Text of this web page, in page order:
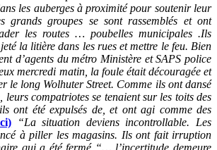
les auberges à proximité pour soutenir leur
grands groupes se sont rassemblés et ont
les routes … poubelles municipales .Ils
la litière dans les rues et mettre le feu. Bien
d’agents du métro Ministère et SAPS police
mercredi matin, la foule était découragée et
le long Wolhuter Street. Comme ils ont dansé
leurs compatriotes se tenaient sur les toits des
ont été expulsés de, et ont agi comme des
“La situation deviens incontrollable. Les
à piller les magasins. Ils ont fait irruption